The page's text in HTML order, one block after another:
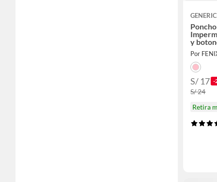
y
Por
S/ 17 -
S/ 24
Retira